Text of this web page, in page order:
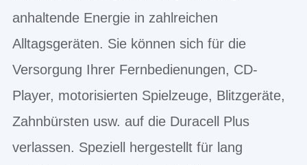
anhaltende Energie in zahlreichen
Alltagsgeräten. Sie können sich für die
Versorgung Ihrer Fernbedienungen, CD-
Player, motorisierten Spielzeuge, Blitzgeräte,
Zahnbürsten usw. auf die Duracell Plus
verlassen. Speziell hergestellt für lang